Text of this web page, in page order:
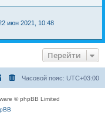
июн 2021, 10:48
Перейти
Часовой пояс: UTC+03:00
© phpBB Limited